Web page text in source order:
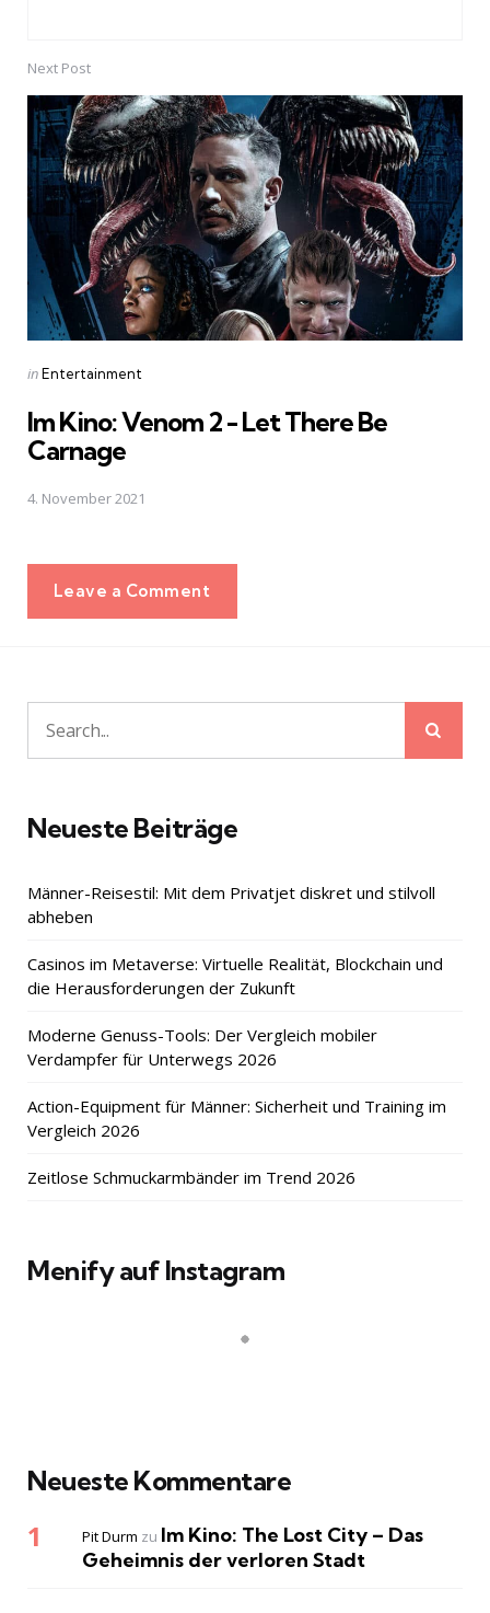
Next Post
Posted
inEntertainment
Im Kino: Venom 2 - Let There Be
Carnage
4. November 2021
Leave a Comment
Search
for:
Neueste Beiträge
Männer-Reisestil: Mit dem Privatjet diskret und stilvoll
abheben
Casinos im Metaverse: Virtuelle Realität, Blockchain und
die Herausforderungen der Zukunft
Moderne Genuss-Tools: Der Vergleich mobiler
Verdampfer für Unterwegs 2026
Action-Equipment für Männer: Sicherheit und Training im
Vergleich 2026
Zeitlose Schmuckarmbänder im Trend 2026
Menify auf Instagram
Neueste Kommentare
Pit Durm zu Im Kino: The Lost City – Das
Geheimnis der verloren Stadt